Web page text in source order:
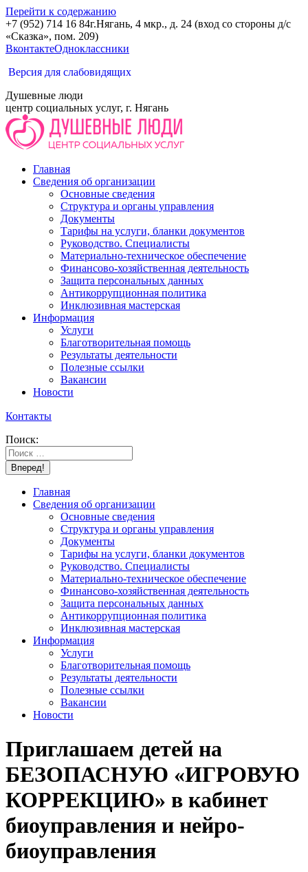
Перейти к содержанию
+7 (952) 714 16 84г.Нягань, 4 мкр., д. 24 (вход со стороны д/с
«Сказка», пом. 209)
ВконтактеОдноклассники
Версия для слабовидящих
Душевные люди
центр социальных услуг, г. Нягань
Главная
Сведения об организации
Основные сведения
Структура и органы управления
Документы
Тарифы на услуги, бланки документов
Руководство. Специалисты
Материально-техническое обеспечение
Финансово-хозяйственная деятельность
Защита персональных данных
Антикоррупционная политика
Инклюзивная мастерская
Информация
Услуги
Благотворительная помощь
Результаты деятельности
Полезные ссылки
Вакансии
Новости
Контакты
Поиск:
Главная
Сведения об организации
Основные сведения
Структура и органы управления
Документы
Тарифы на услуги, бланки документов
Руководство. Специалисты
Материально-техническое обеспечение
Финансово-хозяйственная деятельность
Защита персональных данных
Антикоррупционная политика
Инклюзивная мастерская
Информация
Услуги
Благотворительная помощь
Результаты деятельности
Полезные ссылки
Вакансии
Новости
Приглашаем детей на
БЕЗОПАСНУЮ «ИГРОВУЮ
КОРРЕКЦИЮ» в кабинет
биоуправления и нейро-
биоуправления